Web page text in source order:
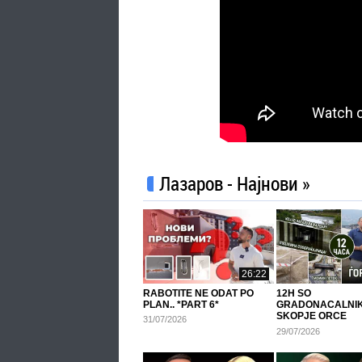
Лазаров - Најнови »
26:22
RABOTITE NE ODAT PO
PLAN.. *PART 6*
31/07/2026
12H SO
SKOPJE ORCE
GJORGIEVSKI!
29/07/2026